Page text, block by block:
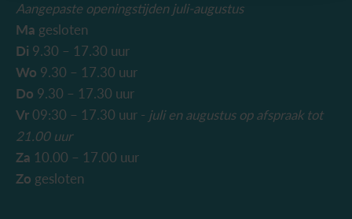
Aangepaste openingstijden juli-augustus
Ma gesloten
Di 9.30 – 17.30 uur
Wo 9.30 – 17.30 uur
Do 9.30 – 17.30 uur
Vr 09:30 – 17.30 uur - juli en augustus op afspraak tot
21.00 uur
Za 10.00 – 17.00 uur
Zo gesloten